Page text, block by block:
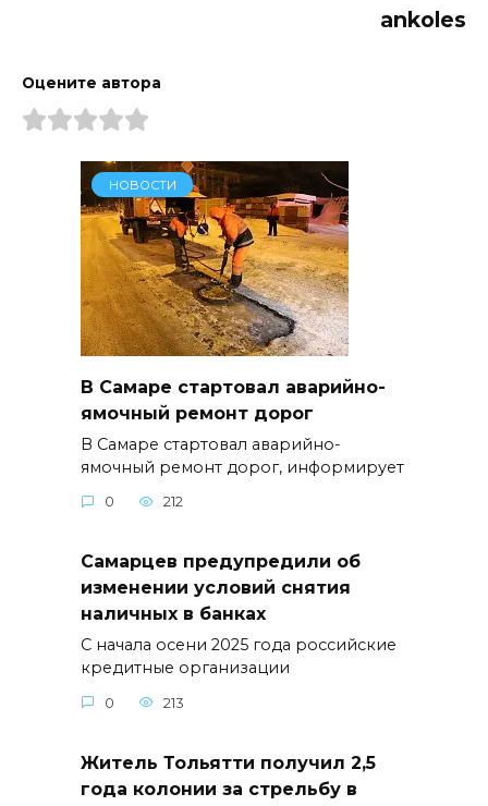
ankoles
Оцените автора
НОВОСТИ
В Самаре стартовал аварийно-
ямочный ремонт дорог
В Самаре стартовал аварийно-
ямочный ремонт дорог, информирует
0 212
Самарцев предупредили об
изменении условий снятия
наличных в банках
С начала осени 2025 года российские
кредитные организации
0 213
Житель Тольятти получил 2,5
года колонии за стрельбу в